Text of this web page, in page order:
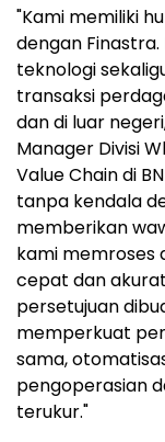
"Kami memiliki
dengan
teknologi
transaksi
dan di luar
Manager Divisi
Value Chain di
tanpa kendala
memberikan
kami memroses
cepat dan
persetujuan
memperkuat
sama,
pengoperasian
terukur."